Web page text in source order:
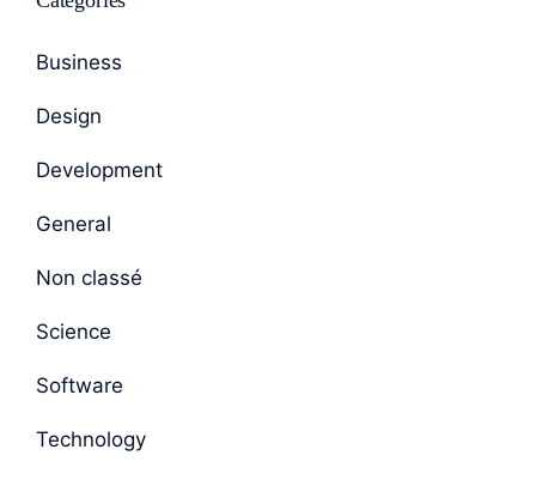
Business
Design
Development
General
Non classé
Science
Software
Technology